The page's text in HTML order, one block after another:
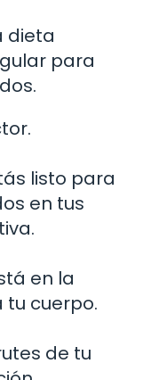
dieta
para
listo para
en tus
en la
tu cuerpo.
de tu